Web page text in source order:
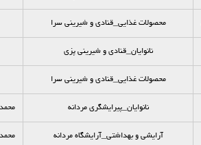
محصولات غذایی_قنادی و شیرینی سرا
نانوایان_قنادي و شيريني پزي
محصولات غذایی_قنادی و شیرینی سرا
نانوایان_پيرايشگري مردانه
آرایشی و بهداشتی_آرایشگاه مردانه